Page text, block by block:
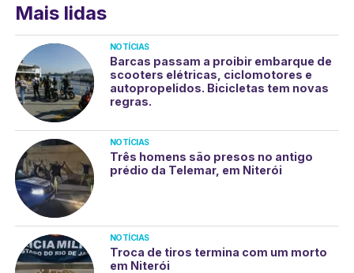
Mais lidas
NOTÍCIAS
Barcas passam a proibir embarque de
scooters elétricas, ciclomotores e
autopropelidos. Bicicletas tem novas
regras.
NOTÍCIAS
Três homens são presos no antigo
prédio da Telemar, em Niterói
NOTÍCIAS
Troca de tiros termina com um morto
em Niterói